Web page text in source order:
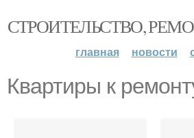
СТРОИТЕЛЬСТВО,
главная новости
Квартиры к